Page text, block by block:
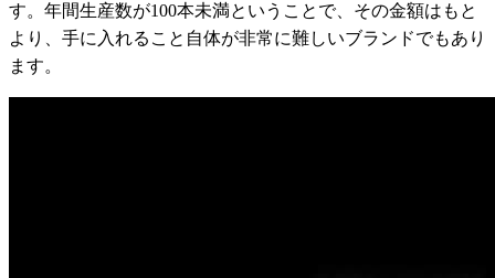
す。年間生産数が100本未満ということで、その金額はもと
より、手に入れること自体が非常に難しいブランドでもあり
ます。